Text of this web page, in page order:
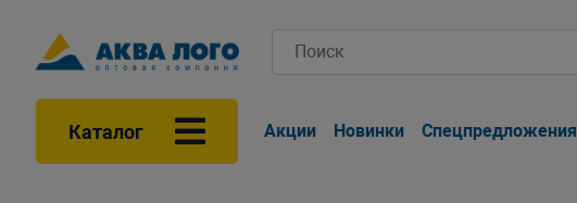
Каталог Акции Новинки Спецпредложения